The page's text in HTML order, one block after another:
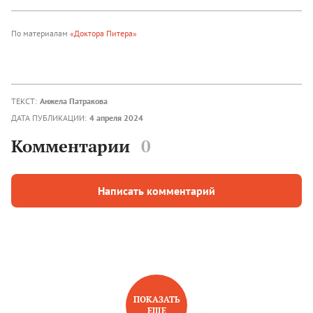
По материалам «Доктора Питера»
ТЕКСТ: Анжела Патракова
ДАТА ПУБЛИКАЦИИ: 4 апреля 2024
Комментарии 0
Написать комментарий
ПОКАЗАТЬ
ЕЩЕ